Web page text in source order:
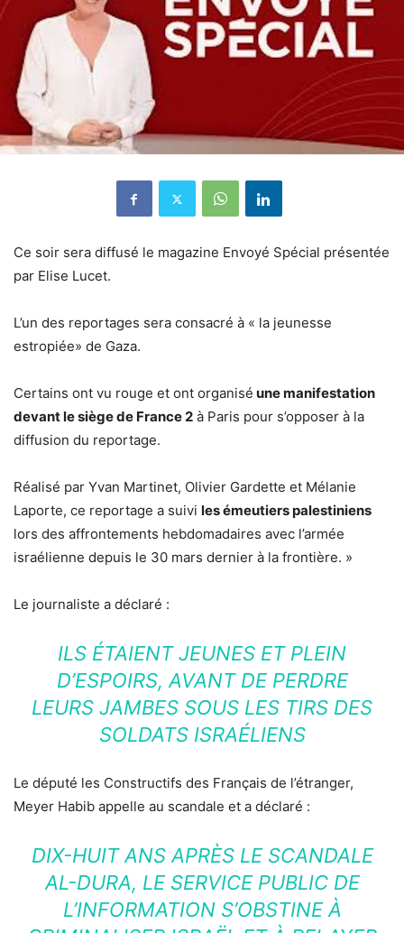
Ce soir sera diffusé le magazine Envoyé Spécial présentée
par Elise Lucet.
L’un des reportages sera consacré à « la jeunesse
estropiée» de Gaza.
Certains ont vu rouge et ont organisé une manifestation
devant le siège de France 2 à Paris pour s’opposer à la
diffusion du reportage.
Réalisé par Yvan Martinet, Olivier Gardette et Mélanie
Laporte, ce reportage a suivi les émeutiers palestiniens
lors des affrontements hebdomadaires avec l’armée
israélienne depuis le 30 mars dernier à la frontière. »
Le journaliste a déclaré :
ILS ÉTAIENT JEUNES ET PLEIN
D’ESPOIRS, AVANT DE PERDRE
LEURS JAMBES SOUS LES TIRS DES
SOLDATS ISRAÉLIENS
Le député les Constructifs des Français de l’étranger,
Meyer Habib appelle au scandale et a déclaré :
DIX-HUIT ANS APRÈS LE SCANDALE
AL-DURA, LE SERVICE PUBLIC DE
L’INFORMATION S’OBSTINE À